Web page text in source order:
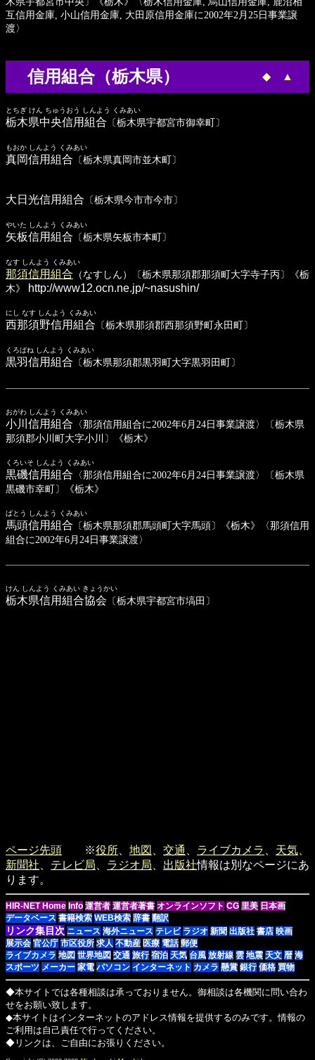
互信用金庫, 小山信用金庫, 大田原信用金庫に2002年2月25日事業譲
渡〉
信用組合（栃木県） ◆ ▲
とちぎ けん ちゅうおう しんよう くみあい
栃木県中央信用組合 〔栃木県宇都宮市御幸町〕
もおか しんよう くみあい
真岡信用組合 〔栃木県真岡市並木町〕
大日光信用組合 〔栃木県今市市今市〕
やいた しんよう くみあい
矢板信用組合 〔栃木県矢板市本町〕
なす しんよう くみあい
那須信用組合 （なすしん）〔栃木県那須郡那須町大字寺子丙〕《栃
木》
http://www12.ocn.ne.jp/~nasushin/
にし なす しんよう くみあい
西那須野信用組合 〔栃木県那須郡西那須野町永田町〕
くろばね しんよう くみあい
黒羽信用組合 〔栃木県那須郡黒羽町大字黒羽田町〕
おがわ しんよう くみあい
小川信用組合 〈那須信用組合に2002年6月24日事業譲渡〉〔栃木県
那須郡小川町大字小川〕《栃木》
くろいそ しんよう くみあい
黒磯信用組合 〈那須信用組合に2002年6月24日事業譲渡〉〔栃木県
黒磯市幸町〕《栃木》
ばとう しんよう くみあい
馬頭信用組合 〔栃木県那須郡馬頭町大字馬頭〕《栃木》〈那須信用
組合に2002年6月24日事業譲渡〉
けん しんよう くみあい きょうかい
栃木県信用組合協会 〔栃木県宇都宮市塙田〕
ページ先頭 ※役所 地図 交通 ライブカメラ 天気
新聞社
テレビ局 ラジオ局 出版社情報は別なページにあ
ります。
HIR-NET Home Info 運営者 運営者著書 オンラインソフト CG 里美 日本画
データベース 書籍検索 WEB検索 辞書 翻訳
リンク集目次 ニュース 海外ニュース テレビ ラジオ 新聞 出版社 書店 映画
展示会 官公庁 市区役所 求人 不動産 医療 電話 郵便
ライブカメラ 地図 世界地図 交通 旅行 宿泊 天気 台風 放射線 雲 地震 天文 暦 海
スポーツ メーカー 家電 パソコン インターネット カメラ 懸賞 銀行 価格 買物
◆本サイトでは各種相談は承っておりません。御相談は各機関に問い合わ
せをお願い致します。
◆本サイトはインターネットのアドレス情報を提供するのみです。情報の
ご利用は自己責任で行ってください。
◆リンクは、ご自由にお張りください。